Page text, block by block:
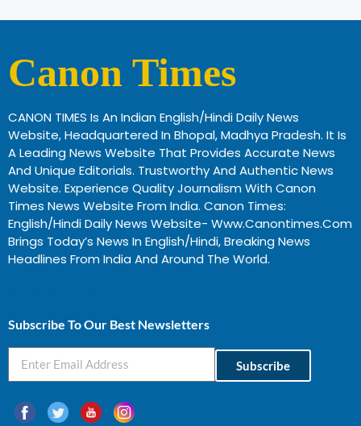
Canon Times
CANON TIMES Is An Indian English/Hindi Daily News
Website, Headquartered In Bhopal, Madhya Pradesh. It Is
A Leading News Website That Provides Accurate News
And Unique Editorials. Trustworthy And Authentic News
Website. Experience Quality Journalism With Canon
Times News Website From India. Canon Times:
English/Hindi Daily News Website- Www.canontimes.com
Brings Today’s News In English/Hindi, Breaking News
Headlines From India And Around The World.
Subscribe To Our Best Newsletters
Subscribe